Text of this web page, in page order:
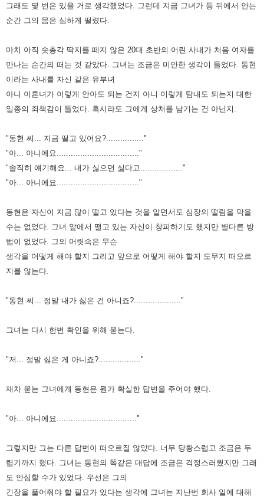
그래도 몇 번은 있을 거로 생각했었다.
그런데 지금 그녀가 등 뒤에서 안는
순간 그의 몸은 심하게 떨렸다.
마치 아직 숫총각 딱지를 떼지 않은 20대 초반의 어린 사내가 처음 여자를
만나는 순간의 떠는 것 같았다.
그녀는 조금은 미안한 생각이 들었다. 동현
이라는 사내를 자신 같은 유부녀
아니 이혼녀가 이렇게 안아도 되는 건지 아니 이렇게 탐내도 되는지 대한
일종의 죄책감이 들었다. 혹시라도 그에게 상처를 남기는 건 아닌지.
"동현 씨... 지금 떨고 있어요?................"
"아... 아니에요..................................."
"솔직히 얘기해요... 내가 싫으면 싫다고.................."
"아... 아니에요..................................."
동현은 자신이 지금 많이 떨고 있다는 것을 알면서도 심장의 떨림을 막을
수는 없었다.
그녀 앞에서 떨고 있는 자신이 창피하기도 했지만 별다른 방
법이 없었다.
그의 머릿속은 무슨
생각을 어떻게 해야 할지 그리고 앞으로 어떻게 해야 할지 도무지 떠오르
지를 않는다.
"동현 씨... 정말 내가 싫은 건 아니죠?...................."
그녀는 다시 한번 확인을 위해 묻는다.
"저... 정말 싫은 게 아니죠?.................."
재차 묻는 그녀에게 동현은 뭔가 확실한 답변을 주어야 했다.
"아... 아니에요.................................."
그렇지만 그는 다른 답변이 떠오르질 않았다. 너무 당황스럽고 조금은 두
렵기까지 했다.
그녀는 동현의 똑같은 대답에 조금은 걱정스러웠지만 그래
도 안심할 수가 있었다. 우선은 그의
긴장을 풀어줘야 할 필요가 있다는 생각에 그녀는 지난번 회사 일에 대해